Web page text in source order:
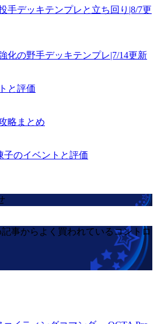
手デッキテンプレと立ち回り|8/7更
化の野手デッキテンプレ|7/14更新
と評価
略まとめ
子のイベントと評価
記事からよく買われているコントロ